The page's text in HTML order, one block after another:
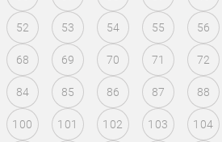
52 53 54 55 56
68 69 70 71 72
84 85 86 87 88
100 101 102 103 104